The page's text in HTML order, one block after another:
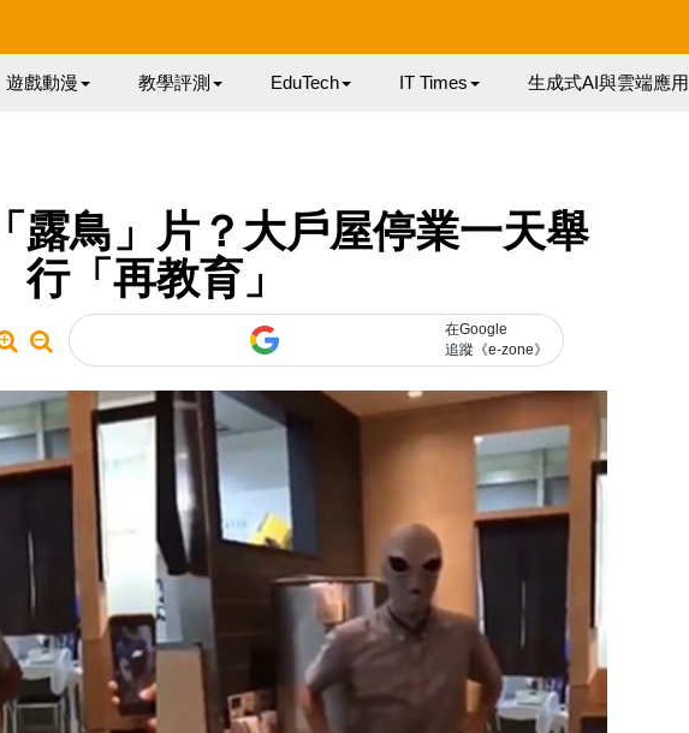
遊戲動漫 教學評測 EduTech IT Times 生成式AI與雲端應用
露鳥」片？大戶屋停業一天舉
行「再教育」
在Google
追蹤《e-zone》